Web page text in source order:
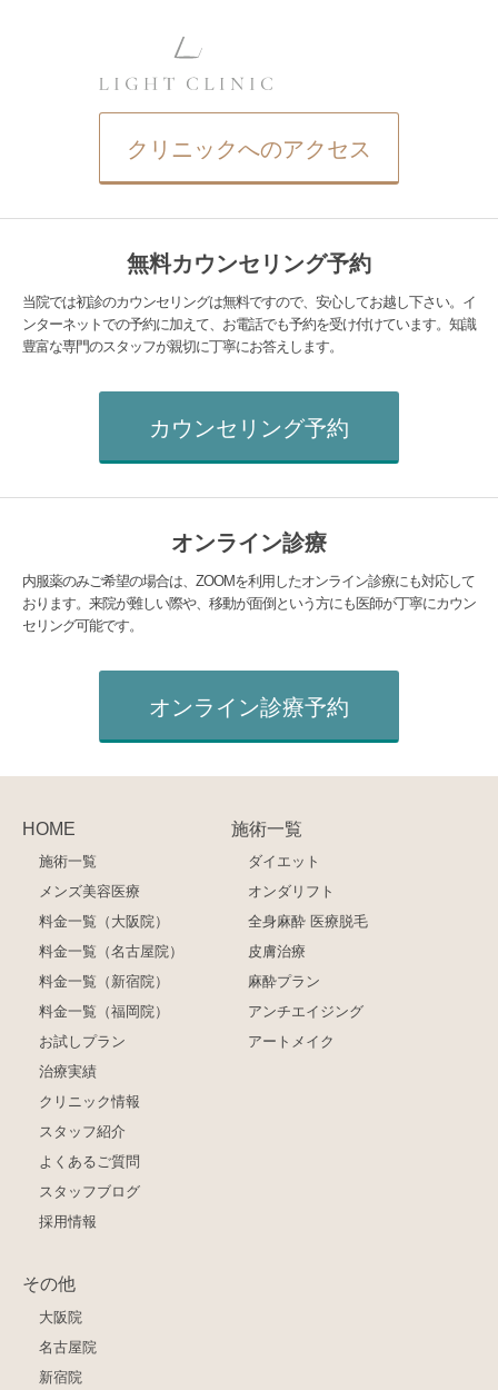
クリニックへのアクセス
無料カウンセリング予約
当院では初診のカウンセリングは無料ですので、安心してお越し下さい。イ
ンターネットでの予約に加えて、お電話でも予約を受け付けています。知識
豊富な専門のスタッフが親切に丁寧にお答えします。
カウンセリング予約
オンライン診療
内服薬のみご希望の場合は、ZOOMを利用したオンライン診療にも対応して
おります。来院が難しい際や、移動が面倒という方にも医師が丁寧にカウン
セリング可能です。
オンライン診療予約
HOME
施術一覧
メンズ美容医療
料金一覧（大阪院）
料金一覧（名古屋院）
料金一覧（新宿院）
料金一覧（福岡院）
お試しプラン
治療実績
クリニック情報
スタッフ紹介
よくあるご質問
スタッフブログ
採用情報
施術一覧
ダイエット
オンダリフト
全身麻酔 医療脱毛
皮膚治療
麻酔プラン
アンチエイジング
アートメイク
その他
大阪院
名古屋院
新宿院